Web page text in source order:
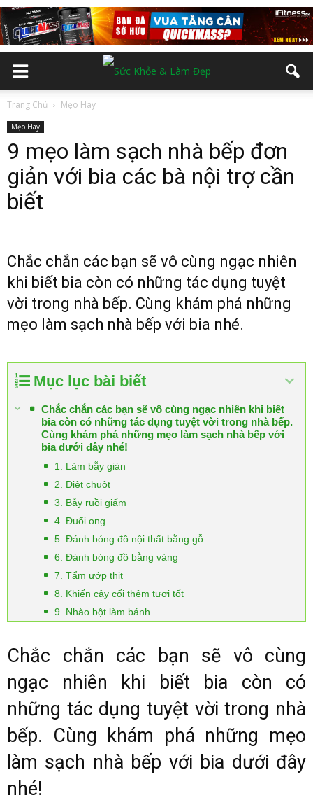
Trang Chủ Mẹo Hay
Mẹo Hay
9 mẹo làm sạch nhà bếp đơn
giản với bia các bà nội trợ cần
biết
Chắc chắn các bạn sẽ vô cùng ngạc nhiên
khi biết bia còn có những tác dụng tuyệt
vời trong nhà bếp. Cùng khám phá những
mẹo làm sạch nhà bếp với bia nhé.
Mục lục bài biết
Chắc chắn các bạn sẽ vô cùng ngạc nhiên khi biết
bia còn có những tác dụng tuyệt vời trong nhà bếp.
Cùng khám phá những mẹo làm sạch nhà bếp với
bia dưới đây nhé!
1. Làm bẫy gián
2. Diệt chuột
3. Bẫy ruồi giấm
4. Đuổi ong
5. Đánh bóng đồ nội thất bằng gỗ
6. Đánh bóng đồ bằng vàng
7. Tẩm ướp thịt
8. Khiến cây cối thêm tươi tốt
9. Nhào bột làm bánh
Chắc chắn các bạn sẽ vô cùng
ngạc nhiên khi biết bia còn có
những tác dụng tuyệt vời trong nhà
bếp. Cùng khám phá những mẹo
làm sạch nhà bếp với bia dưới đây
nhé!